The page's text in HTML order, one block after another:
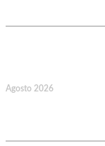
Agosto 2026